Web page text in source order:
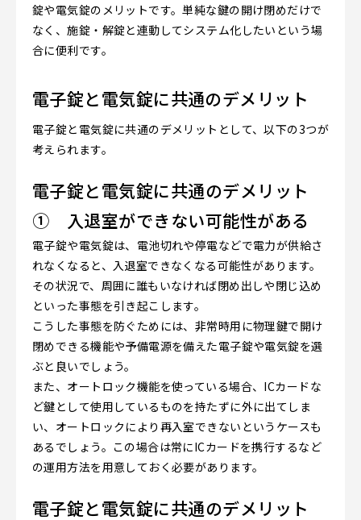
錠や電気錠のメリットです。単純な鍵の開け閉めだけで
なく、施錠・解錠と連動してシステム化したいという場
合に便利です。
電子錠と電気錠に共通のデメリット
電子錠と電気錠に共通のデメリットとして、以下の3つが
考えられます。
電子錠と電気錠に共通のデメリット
① 入退室ができない可能性がある
電子錠や電気錠は、電池切れや停電などで電力が供給さ
れなくなると、入退室できなくなる可能性があります。
その状況で、周囲に誰もいなければ閉め出しや閉じ込め
といった事態を引き起こします。
こうした事態を防ぐためには、非常時用に物理鍵で開け
閉めできる機能や予備電源を備えた電子錠や電気錠を選
ぶと良いでしょう。
また、オートロック機能を使っている場合、ICカードな
ど鍵として使用しているものを持たずに外に出てしま
い、オートロックにより再入室できないというケースも
あるでしょう。この場合は常にICカードを携行するなど
の運用方法を用意しておく必要があります。
電子錠と電気錠に共通のデメリット